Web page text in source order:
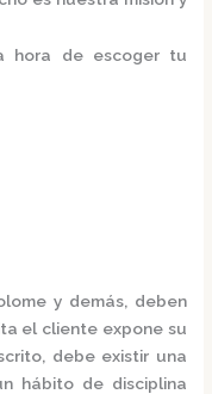
hora de escoger tu
y demás, deben
el cliente expone su
debe existir una
hábito de disciplina